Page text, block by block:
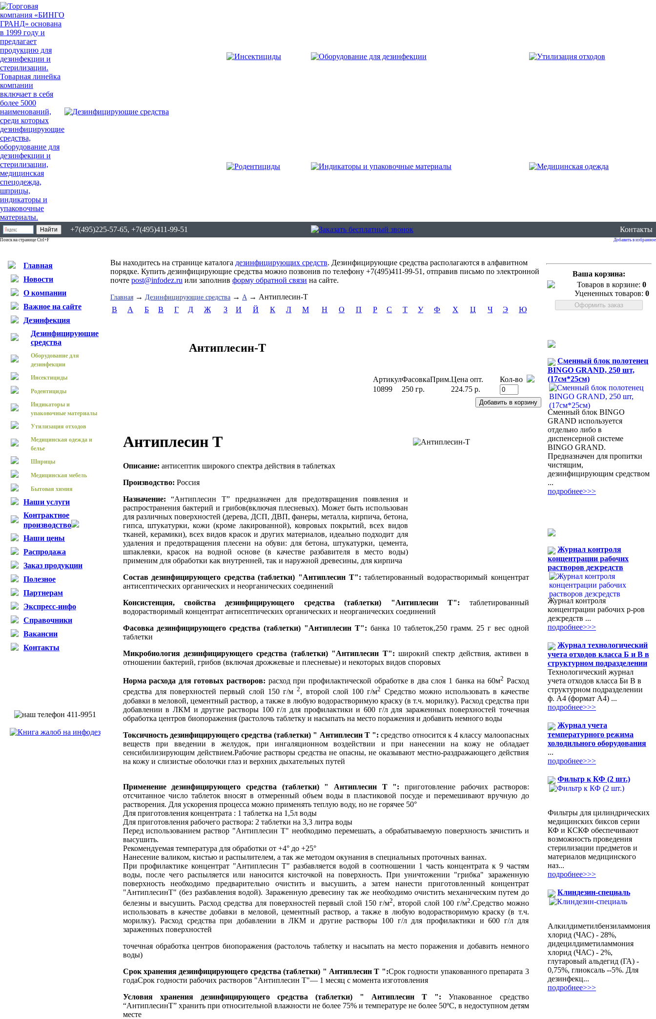
+7(495)225-57-65, +7(495)411-99-51 Контакты
Поиск на странице Ctrl+F Добавить в избранное
Главная
Новости
О компании
Важное на сайте
Дезинфекция
Дезинфицирующие
средства
Оборудование для
дезинфекции
Инсектициды
Родентициды
Индикаторы и
упаковочные материалы
Утилизация отходов
Медицинская одежда и
белье
Шприцы
Медицинская мебель
Бытовая химия
Наши услуги
Контрактное
производство
Наши цены
Распродажа
Заказ продукции
Полезное
Партнерам
Экспресс-инфо
Справочники
Вакансии
Контакты
Вы находитесь на странице каталога дезинфицирующих средств. Дезинфицирующие средства располагаются в алфавитном
порядке. Купить дезинфицирующие средства можно позвонив по телефону +7(495)411-99-51, отправив письмо по электронной
почте post@infodez.ru или заполнив форму обратной связи на сайте.
Главная → Дезинфицирующие средства → А → Антиплесин-Т
B
А Б В Г Д Ж З И Й К Л М Н О П Р С Т У Ф Х Ц Ч Э Ю
Антиплесин-Т
АртикулФасовкаПрим.Цена опт.
Кол-во
10899
250 гр. 224.75 р.
Антиплесин Т
Описание: антисептик широкого спектра действия в таблетках
Производство: Россия
Назначение: “Антиплесин Т” предназначен для предотвращения появления и
распространения бактерий и грибов(включая плесневых). Может быть использован
для различных поверхностей (дерева, ДСП, ДВП, фанеры, металла, кирпича, бетона,
гипса, штукатурки, кожи (кроме лакированной), ковровых покрытий, всех видов
тканей, керамики), всех видов красок и других материалов, идеально подходит для
удаления и предотвращения плесени на обуви: для бетона, штукатурки, цемента,
шпаклевки, красок на водной основе (в качестве разбавителя в место воды)
применим для обработки как внутренней, так и наружной древесины, для кирпича
Состав дезинфицирующего средства (таблетки) "Антиплесин Т": таблетированный водорастворимый концентрат
антисептических органических и неорганических соединений
Консистенция, свойства дезинфицирующего средства (таблетки) "Антиплесин Т": таблетированный
водорастворимый концентрат антисептических органических и неорганических соединений
Фасовка дезинфицирующего средства (таблетки) "Антиплесин Т": банка 10 таблеток,250 грамм. 25 г вес одной
таблетки
Микробиология дезинфицирующего средства (таблетки) "Антиплесин Т": широкий спектр действия, активен в
отношении бактерий, грибов (включая дрожжевые и плесневые) и некоторых видов споровых
Норма расхода для готовых растворов: расход при профилактической обработке в два слоя 1 банка на 60м2 Расход
средства для поверхностей первый слой 150 г/м2, второй слой 100 г/м2 Средство можно использовать в качестве
добавки в меловой, цементный раствор, а также в любую водорастворимую краску (в т.ч. морилку). Расход средства при
добавлении в ЛКМ и другие растворы 100 г/л для профилактики и 600 г/л для зараженных поверхностей точечная
обработка центров биопоражения (растолочь таблетку и насыпать на место поражения и добавить немного воды
Токсичность дезинфицирующего средства (таблетки) " Антиплесин Т ": средство относится к 4 классу малоопасных
веществ при введении в желудок, при ингаляционном воздействии и при нанесении на кожу не обладает
сенсибилизирующим действием.Рабочие растворы средства не опасны, не оказывают местно-раздражающего действия
на кожу и слизистые оболочки глаз и верхних дыхательных путей
Применение дезинфицирующего средства (таблетки) " Антиплесин Т ": приготовление рабочих растворов:
отсчитанное число таблеток вносят в отмеренный объем воды в пластиковой посуде и перемешивают вручную до
растворения. Для ускорения процесса можно применять теплую воду, но не горячее 50°
Для приготовления концентрата : 1 таблетка на 1,5л воды
Для приготовления рабочего раствора: 2 таблетки на 3,3 литра воды
Перед использованием раствор "Антиплесин Т" необходимо перемешать, а обрабатываемую поверхность зачистить и
высушить.
Рекомендуемая температура для обработки от +4° до +25°
Нанесение валиком, кистью и распылителем, а так же методом окунания в специальных проточных ваннах.
При профилактике концентрат "Антиплесин Т" разбавляется водой в соотношении 1 часть концентрата к 9 частям
воды, после чего распыляется или наносится кисточкой на поверхность. При уничтожении "грибка" зараженную
поверхность необходимо предварительно очистить и высушить, а затем нанести приготовленный концентрат
"АнтиплесинТ" (без разбавления водой). Зараженную древесину так же необходимо очистить механическим путем до
белезны и высушить. Расход средства для поверхностей первый слой 150 г/м2, второй слой 100 г/м2.Средство можно
использовать в качестве добавки в меловой, цементный раствор, а также в любую водорастворимую краску (в т.ч.
морилку). Расход средства при добавлении в ЛКМ и другие растворы 100 г/л для профилактики и 600 г/л для
зараженных поверхностей
точечная обработка центров биопоражения (растолочь таблетку и насыпать на место поражения и добавить немного
воды)
Срок хранения дезинфицирующего средства (таблетки) " Антиплесин Т ":Срок годности упакованного препарата 3
годаСрок годности рабочих растворов "Антиплесин Т"— 1 месяц с момента изготовления
Условия хранения дезинфицирующего средства (таблетки) " Антиплесин Т ": Упакованное средство
“АнтиплесинТ” хранить при относительной влажности не более 75% и температуре не более 50ºС, в недоступном детям
месте
Ваша корзина:
Товаров в корзине: 0
Уцененных товаров: 0
Сменный блок полотенец
BINGO GRAND, 250 шт,
(17см*25см)
Сменный блок BINGO
GRAND используется
отдельно либо в
диспенсерной системе
BINGO GRAND.
Предназначен для пропитки
чистящим,
дезинфицирующим средством
...
подробнее>>>
Журнал контроля
концентрации рабочих
растворов дезсредств
Журнал контроля
концентрации рабочих р-ров
дезсредств ...
подробнее>>>
Журнал технологический
учета отходов класса Б и В в
структурном подразделении
Технологический журнал
учета отходов класса Би В в
структурном подразделении
ф. А4 (формат А4) ...
подробнее>>>
Журнал учета
температурного режима
холодильного оборудования
...
подробнее>>>
Фильтр к КФ (2 шт.)
Фильтры для цилиндрических
медицинских биксов серии
КФ и КСКФ обеспечивают
возможность проведения
стерилизации предметов и
материалов медицинского
наз...
подробнее>>>
Клиндезин-специаль
Алкилдиметилбензиламмония
хлорид (ЧАС) - 28%,
дидецилдиметиламмония
хлорид (ЧАС) - 2%,
глутаровый альдегид (ГА) -
0,75%, глиоксаль --5%. Для
дезинфекц...
подробнее>>>